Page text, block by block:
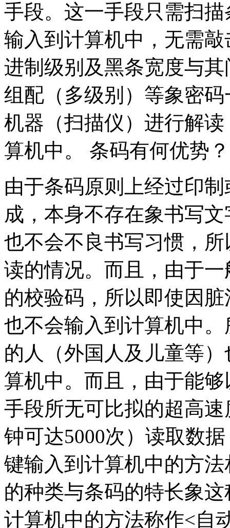
手段。这一手段只需扫
输入到计算机中，无需
进制级别及黑条宽度与
组配（多级别）等象密
机器（扫描仪）进行解
算机中。 条码有何优势？
由于条码原则上经过印
成，本身不存在象书写
也不会不良书写习惯，
读的情况。而且，由于
的校验码，所以即使因
也不会输入到计算机中
的人（外国人及儿童等
算机中。而且，由于能
手段所无可比拟的超高
钟可达5000次）读取数
键输入到计算机中的方
的种类与条码的特长象
计算机中的方法称作<自